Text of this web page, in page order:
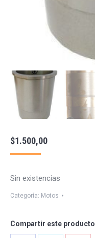
$1.500,00
Sin existencias
Categoría: Motos
Compartir este producto